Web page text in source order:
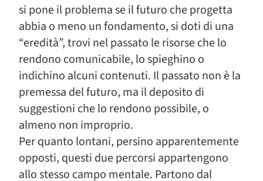
si pone il problema se il futuro che progetta
abbia o meno un fondamento, si doti di una
“eredità”, trovi nel passato le risorse che lo
rendono comunicabile, lo spieghino o
indichino alcuni contenuti. Il passato non è la
premessa del futuro, ma il deposito di
suggestioni che lo rendono possibile, o
almeno non improprio.
Per quanto lontani, persino apparentemente
opposti, questi due percorsi appartengono
allo stesso campo mentale. Partono dal